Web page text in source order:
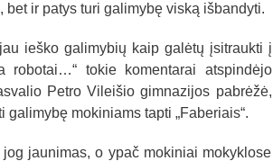
ir patys turi galimybę viską išbandyti.
ieško galimybių kaip galėtų įsitraukti į
robotai…“ tokie komentarai atspindėjo
Petro Vileišio gimnazijos pabrėžė,
mokiniams tapti „Faberiais“.
jaunimas, o ypač mokiniai mokyklose